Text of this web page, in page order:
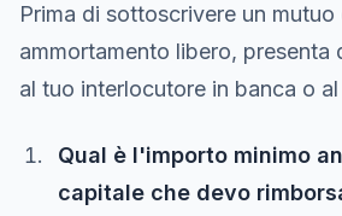
Prima di sottoscrivere un mutuo
ammortamento libero, presenta
al tuo interlocutore in banca o
Qual è l'importo minimo
capitale che devo